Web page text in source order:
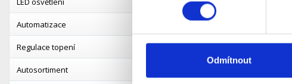
Odmítnout
Automatizace
Regulace topení
Autosortiment
Detail